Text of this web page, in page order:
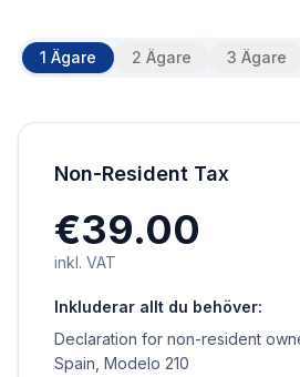
1 Ägare 2 Ägare 3 Ägare
Non-Resident Tax
€39.00
inkl. VAT
Inkluderar allt du behöver:
Declaration for non-resident
Spain, Modelo 210